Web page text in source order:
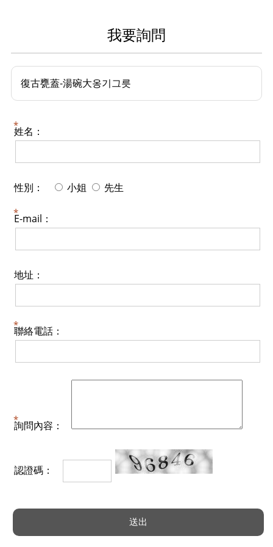
我要詢問
復古甕蓋-湯碗大옹기그릇
姓名：
性別： 小姐 先生
E-mail：
地址：
聯絡電話：
詢問內容：
認證碼：